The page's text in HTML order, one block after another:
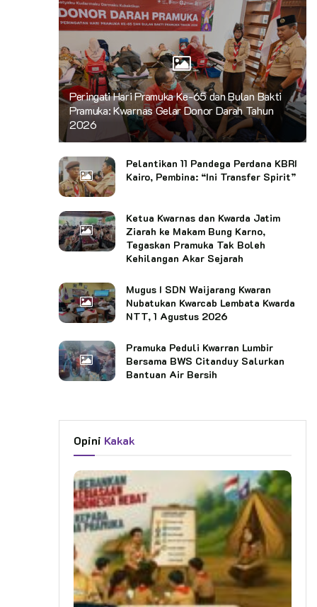
Peringati Hari Pramuka Ke-65 dan Bulan Bakti
Pramuka: Kwarnas Gelar Donor Darah Tahun
2026
Pelantikan 11 Pandega Perdana KBRI
Kairo, Pembina: “Ini Transfer Spirit”
Ketua Kwarnas dan Kwarda Jatim
Ziarah ke Makam Bung Karno,
Tegaskan Pramuka Tak Boleh
Kehilangan Akar Sejarah
Mugus I SDN Waijarang Kwaran
Nubatukan Kwarcab Lembata Kwarda
NTT, 1 Agustus 2026
Pramuka Peduli Kwarran Lumbir
Bersama BWS Citanduy Salurkan
Bantuan Air Bersih
Opini Kakak